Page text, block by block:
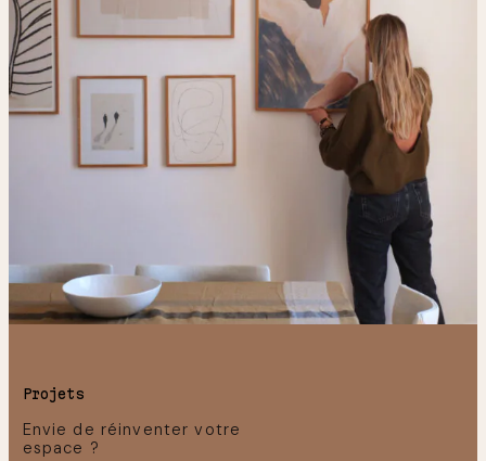
Projets
Envie de réinventer votre
espace ?